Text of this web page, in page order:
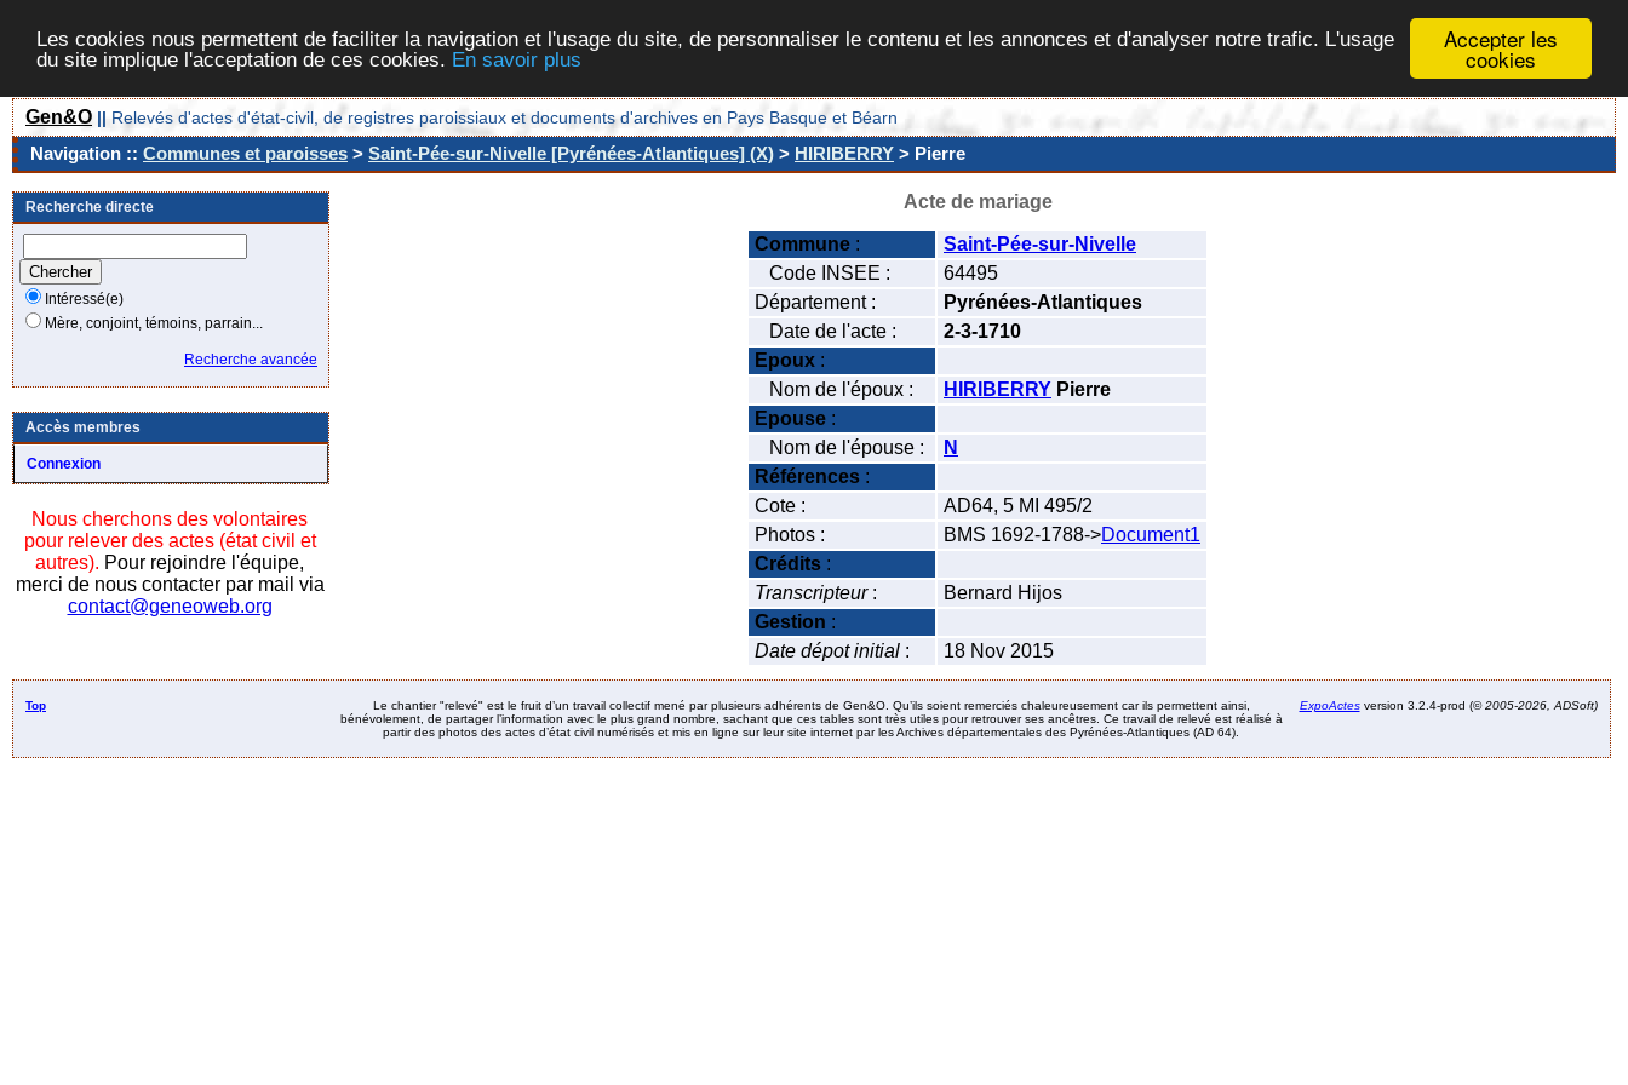
Accepter les
cookies
Les cookies nous permettent de faciliter la navigation et l'usage du site, de personnaliser le contenu et les annonces et d'analyser notre trafic. L'usage
du site implique l'acceptation de ces cookies. En savoir plus
Gen&O || Relevés d'actes d'état-civil, de registres paroissiaux et documents d'archives en Pays Basque et Béarn
Navigation :: Communes et paroisses > Saint-Pée-sur-Nivelle [Pyrénées-Atlantiques] (X) > HIRIBERRY > Pierre
Recherche directe
Intéressé(e)
Mère, conjoint, témoins, parrain...
Recherche avancée
Accès membres
Connexion
Nous cherchons des volontaires
pour relever des actes (état civil et
autres). Pour rejoindre l'équipe,
merci de nous contacter par mail via
contact@geneoweb.org
Acte de mariage
Commune :
Saint-Pée-sur-Nivelle
Code INSEE :
64495
Département :
Pyrénées-Atlantiques
Date de l'acte :
2-3-1710
Epoux :
Nom de l'époux :
HIRIBERRY Pierre
Epouse :
Nom de l'épouse :
N
Références :
Cote :
AD64, 5 MI 495/2
Photos :
BMS 1692-1788->Document1
Crédits :
Transcripteur:
Bernard Hijos
Gestion :
Date dépot initial : 18 Nov 2015
Top
Le chantier "relevé" est le fruit d’un travail collectif mené par plusieurs adhérents de Gen&O. Qu’ils soient remerciés chaleureusement car ils permettent ainsi,
bénévolement, de partager l’information avec le plus grand nombre, sachant que ces tables sont très utiles pour retrouver ses ancêtres. Ce travail de relevé est réalisé à
partir des photos des actes d’état civil numérisés et mis en ligne sur leur site internet par les Archives départementales des Pyrénées-Atlantiques (AD 64).
ExpoActesversion 3.2.4-prod (©2005-2026, ADSoft)